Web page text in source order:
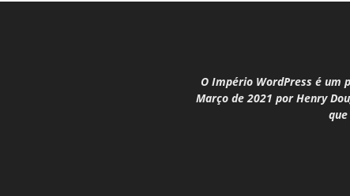
O Império WordPress é um
Março de 2021 por Henry